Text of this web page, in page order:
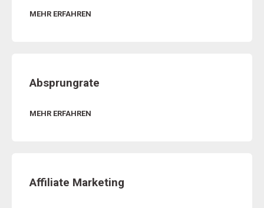
MEHR ERFAHREN
Absprungrate
MEHR ERFAHREN
Affiliate Marketing